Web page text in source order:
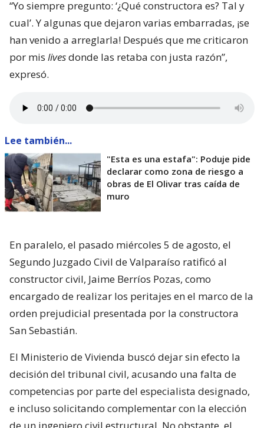
“Yo siempre pregunto: ‘¿Qué constructora es? Tal y
cual’. Y algunas que dejaron varias embarradas, ¡se
han venido a arreglarla! Después que me criticaron
por mis livesdonde las retaba con justa razón”,
expresó.
Lee también...
"Esta es una estafa": Poduje pide
declarar como zona de riesgo a
obras de El Olivar tras caída de
muro
En paralelo, el pasado miércoles 5 de agosto, el
Segundo Juzgado Civil de Valparaíso ratificó al
constructor civil, Jaime Berríos Pozas, como
encargado de realizar los peritajes en el marco de la
orden prejudicial presentada por la constructora
San Sebastián.
El Ministerio de Vivienda buscó dejar sin efecto la
decisión del tribunal civil, acusando una falta de
competencias por parte del especialista designado,
e incluso solicitando complementar con la elección